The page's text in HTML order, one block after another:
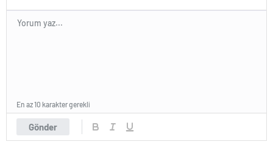
Gönder
En az 10 karakter gerekli